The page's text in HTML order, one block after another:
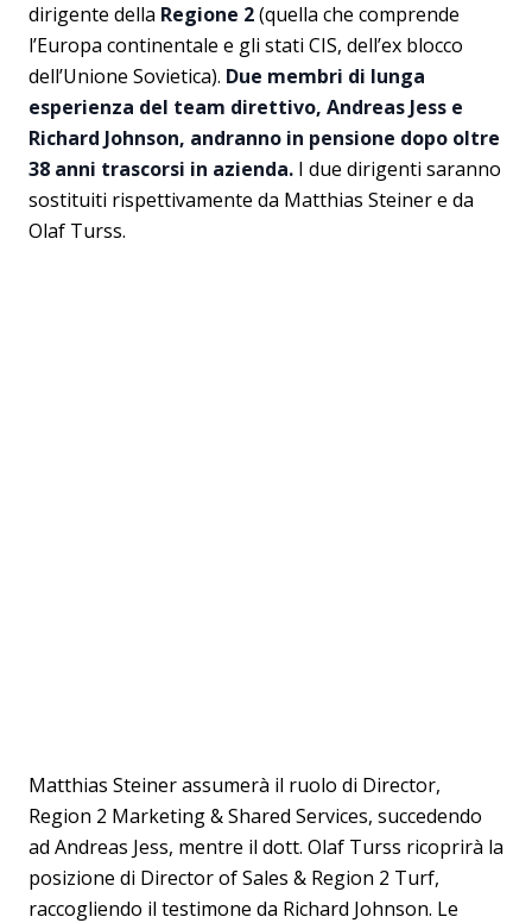
dirigente della Regione 2(quella che comprende
l’Europa continentale e gli stati CIS, dell’ex blocco
dell’Unione Sovietica). Due membri di lunga
esperienza del team direttivo, Andreas Jess e
Richard Johnson, andranno in pensione dopo oltre
38 anni trascorsi in azienda. I due dirigenti saranno
sostituiti rispettivamente da Matthias Steiner e da
Olaf Turss.
Matthias Steiner assumerà il ruolo di Director,
Region 2 Marketing & Shared Services, succedendo
ad Andreas Jess, mentre il dott. Olaf Turss ricoprirà la
posizione di Director of Sales & Region 2 Turf,
raccogliendo il testimone da Richard Johnson. Le